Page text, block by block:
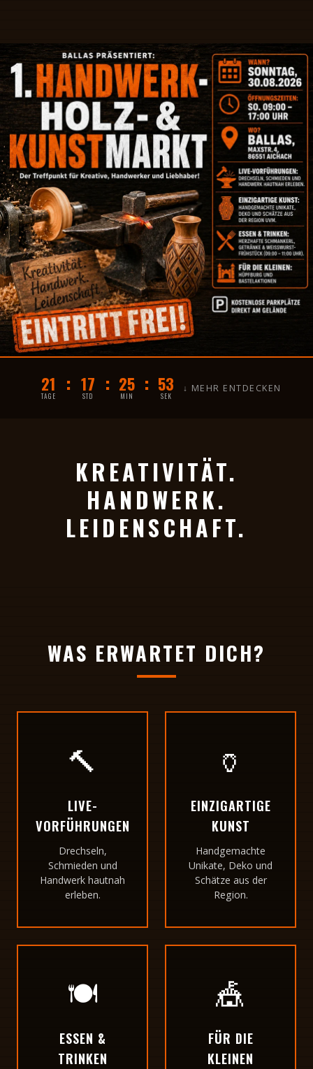
Handwerkermarkt &
21
TAGE : 17
STD : 25
MIN : 53
SEK
↓ MEHR ENTDECKEN
KREATIVITÄT.
HANDWERK.
LEIDENSCHAFT.
WAS ERWARTET DICH?
🔨
LIVE-
VORFÜHRUNGEN
Drechseln,
Schmieden und
Handwerk hautnah
erleben.
🏺
EINZIGARTIGE
KUNST
Handgemachte
Unikate, Deko und
Schätze aus der
Region.
🍽️
ESSEN &
TRINKEN
🎪
FÜR DIE
KLEINEN